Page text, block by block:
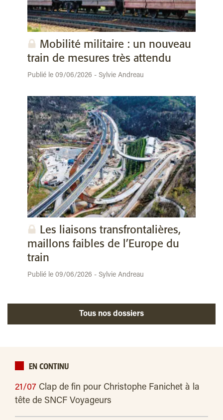
Mobilité militaire : un nouveau
train de mesures très attendu
Publié le 09/06/2026 - Sylvie Andreau
Les liaisons transfrontalières,
maillons faibles de l’Europe du
train
Publié le 09/06/2026 - Sylvie Andreau
Tous nos dossiers
EN CONTINU
21/07 Clap de fin pour Christophe Fanichet à la
tête de SNCF Voyageurs